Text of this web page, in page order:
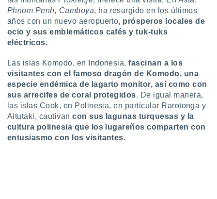
e
publicidad
publicidad
de
Phnom Penh, Camboya, ha resurgido en los últimos
años con un nuevo aeropuerto, prósperos locales de
ocio y sus emblemáticos cafés y tuk-tuks
eléctricos.
Las islas Komodo, en Indonesia,fascinan a los
visitantes con el famoso dragón de Komodo, una
especie endémica de lagarto monitor, así como con
sus arrecifes de coral protegidos. De igual manera,
las islas Cook, en Polinesia, en particular Rarotonga y
Aitutaki, cautivancon sus lagunas turquesas y la
cultura polinesia que los lugareños comparten con
entusiasmo con los visitantes.